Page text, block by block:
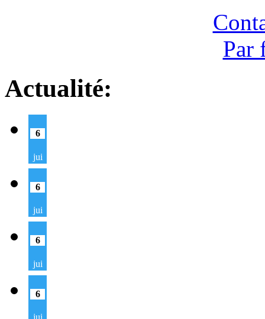
Par
Actualité:
6
jui
6
jui
6
jui
6
jui